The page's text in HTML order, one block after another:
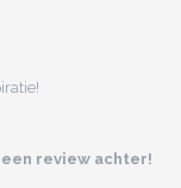
review achter!